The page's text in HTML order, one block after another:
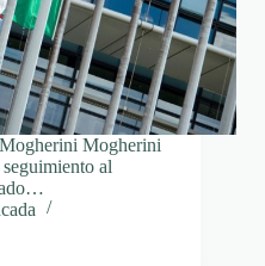
Mogherini
al